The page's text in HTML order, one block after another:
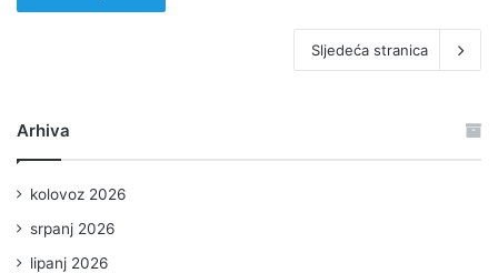
Sljedeća stranica
Arhiva
kolovoz 2026
srpanj 2026
lipanj 2026